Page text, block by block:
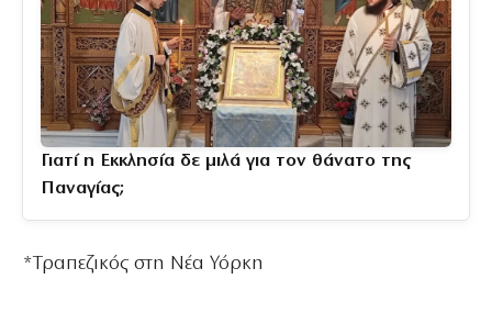
Γιατί η Εκκλησία δε μιλά για τον θάνατο της
Παναγίας;
*Τραπεζικός στη Νέα Υόρκη